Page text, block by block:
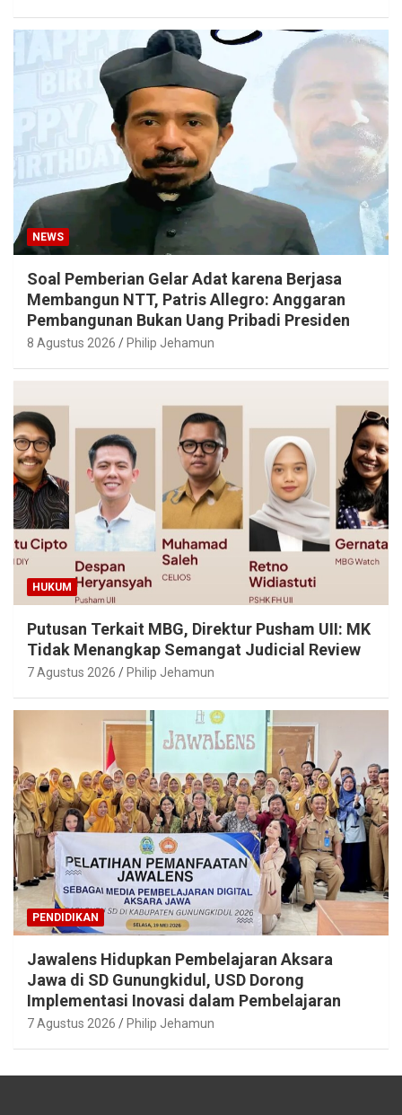
NEWS
Soal Pemberian Gelar Adat karena Berjasa
Membangun NTT, Patris Allegro: Anggaran
Pembangunan Bukan Uang Pribadi Presiden
8 Agustus 2026 Philip Jehamun
HUKUM
Putusan Terkait MBG, Direktur Pusham UII: MK
Tidak Menangkap Semangat Judicial Review
7 Agustus 2026 Philip Jehamun
PENDIDIKAN
Jawalens Hidupkan Pembelajaran Aksara
Jawa di SD Gunungkidul, USD Dorong
Implementasi Inovasi dalam Pembelajaran
7 Agustus 2026 Philip Jehamun